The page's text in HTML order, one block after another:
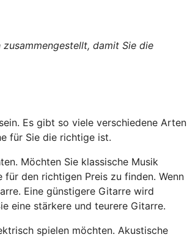
damit Sie die
Es gibt so viele verschiedene Arten
für Sie die richtige ist.
Möchten Sie klassische Musik
den richtigen Preis zu finden. Wenn
Eine günstigere Gitarre wird
eine stärkere und teurere Gitarre.
spielen möchten. Akustische